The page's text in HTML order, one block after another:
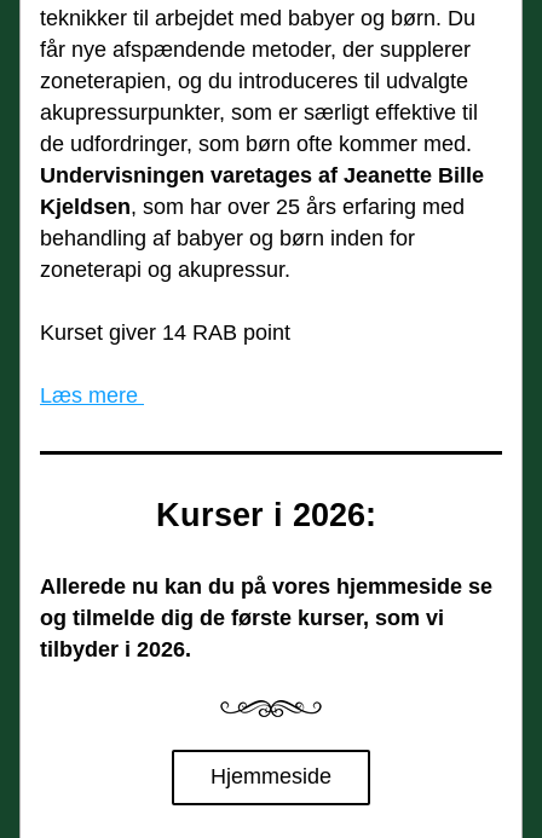
teknikker til arbejdet med babyer og børn. Du
får nye afspændende metoder, der supplerer
zoneterapien, og du introduceres til udvalgte
akupressurpunkter, som er særligt effektive til
de udfordringer, som børn ofte kommer med.
Undervisningen varetages af Jeanette Bille
Kjeldsen, som har over 25 års erfaring med
behandling af babyer og børn inden for
zoneterapi og akupressur.
Kurset giver 14 RAB point
Læs mere
Kurser i 2026:
Allerede nu kan du på vores hjemmeside se
og tilmelde dig de første kurser, som vi
tilbyder i 2026.
Hjemmeside